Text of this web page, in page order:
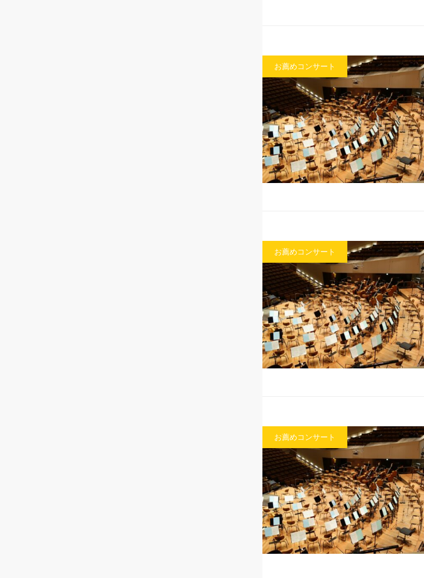
お薦めコンサート
お薦めコンサート
お薦めコンサート